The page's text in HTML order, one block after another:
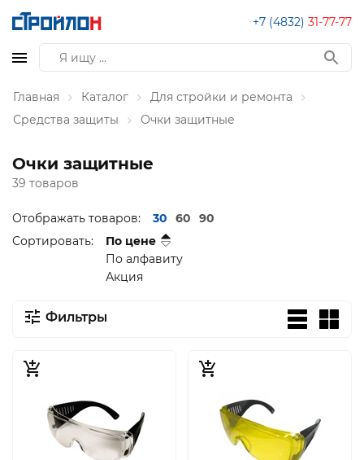
+7 (4832) 31-77-77
Главная Каталог
Для стройки и ремонта
Средства защиты
Очки защитные
Очки защитные
39 товаров
Отображать товаров: 30 60
90
Сортировать:
По цене
По алфавиту
Акция
Фильтры